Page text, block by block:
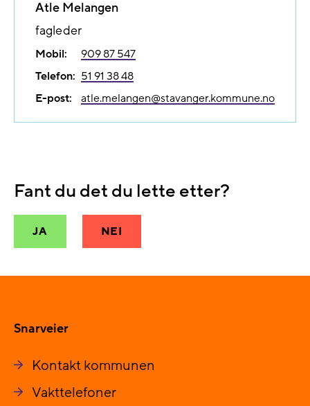
Atle Melangen
fagleder
Mobil:
909 87 547
Telefon: 51 91 38 48
E-post:
atle.melangen@​stavanger.kommune.no
Fant du det du lette etter?
JA NEI
Snarveier
Kontakt kommunen
Vakttelefoner